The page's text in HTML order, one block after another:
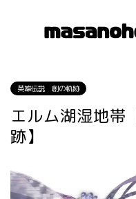
英雄伝説 創の軌跡
エルム湖湿地
跡】